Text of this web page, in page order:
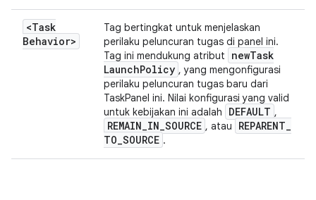
<Task
Behavior>
Tag bertingkat untuk menjelaskan
perilaku peluncuran tugas di panel ini.
Tag ini mendukung atribut
newTask
LaunchPolicy , yang mengonfigurasi
perilaku peluncuran tugas baru dari
TaskPanel ini. Nilai konfigurasi yang valid
untuk kebijakan ini adalah
DEFAULT ,
REMAIN_IN_SOURCE , atau REPARENT_
TO_SOURCE .